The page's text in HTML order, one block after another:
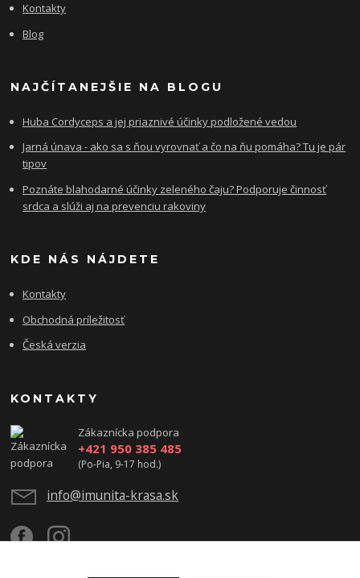
Kontakty
Blog
NAJČÍTANEJŠIE NA BLOGU
Huba Cordyceps a jej priaznivé účinky podložené vedou
Jarná únava - ako sa s ňou vyrovnať a čo na ňu pomáha? Tu je pár
tipov
Poznáte blahodarné účinky zeleného čaju? Podporuje činnosť
srdca a slúži aj na prevenciu rakoviny
KDE NÁS NÁJDETE
Kontakty
Obchodná príležitosť
Česká verzia
KONTAKTY
Zákaznícka podpora
+421 950 385 485
(Po-Pia, 9-17 hod.)
info@imunita-krasa.sk